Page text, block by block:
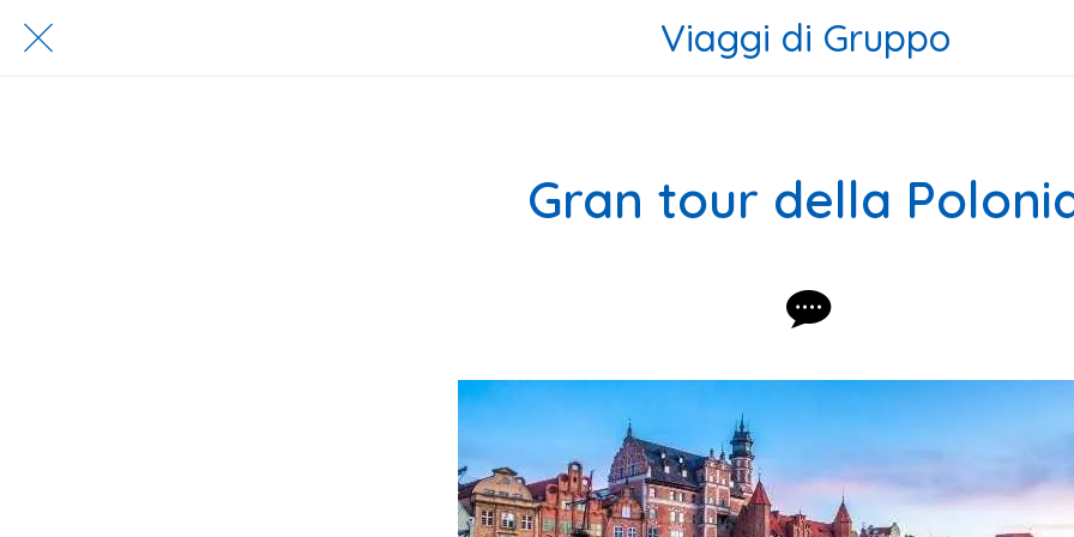
Viaggi di Gruppo
Gran tour della